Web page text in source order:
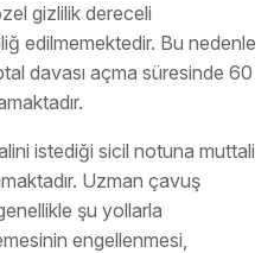
gizlilik dereceli
edilmemektedir. Bu nedenle
davası açma süresinde 60
istediği sicil notuna muttali
Uzman çavuş
şu yollarla
engellenmesi,